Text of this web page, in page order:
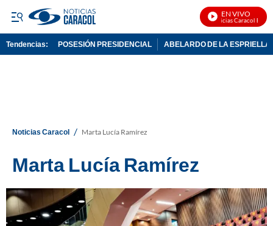
EN VIVO
Noticias Caracol En Vivo
Tendencias: POSESIÓN PRESIDENCIAL ABELARDO DE LA ESPRIELLA
Noticias Caracol / Marta Lucía Ramírez
Marta Lucía Ramírez